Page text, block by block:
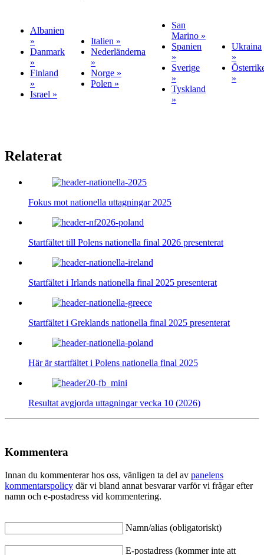
Albanien
»
Danmark
»
Finland
»
Israel »
Italien »
Nederländerna
»
Norge »
Polen »
San
Marino »
Spanien
»
Sverige
»
Tyskland
»
Ukraina
»
»
Relaterat
Fokus mot nationella uttagningar 2025
Startfältet till Polens nationella final 2026 presenterat
Startfältet i Irlands nationella final 2025 presenterat
Startfältet i Greklands nationella final 2025 presenterat
Här är startfältet i Polens nationella final 2025
Resultat avgjorda uttagningar vecka 10 (2026)
Kommentera
Innan du kommenterar hos oss, vänligen ta del av panelens
kommentarspolicy där vi bland annat besvarar varför vi frågar efter
namn och e-postadress vid kommentering.
Namn/alias (obligatoriskt)
E-postadress (kommer inte att